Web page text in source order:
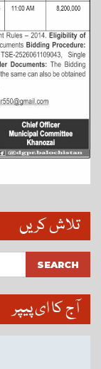
تلاش کریں
آج کا ای پیپر